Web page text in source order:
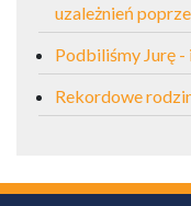
uzależnień
Podbiliśmy Jurę -
Rekordowe